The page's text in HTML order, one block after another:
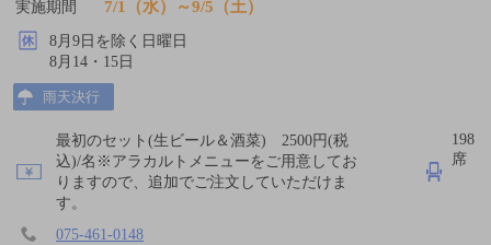
実施期間 7/1（水）～9/5（土）
8月9日を除く日曜日
8月14・15日
雨天決行
最初のセット(生ビール＆酒菜) 2500円(税
込)/名※アラカルトメニューをご用意してお
りますので、追加でご注文していただけま
す。
198
席
075-461-0148